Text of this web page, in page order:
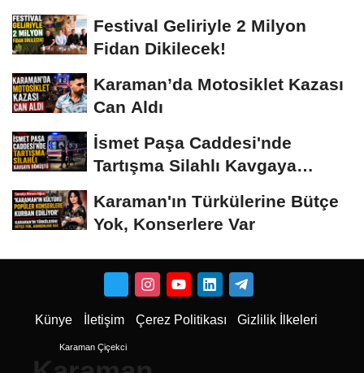
Festival Geliriyle 2 Milyon
Fidan Dikilecek!
Karaman’da Motosiklet Kazası
Can Aldı
İsmet Paşa Caddesi'nde
Tartışma Silahlı Kavgaya
Karaman'ın Türkülerine Bütçe
Yok, Konserlere Var
Künye İletişim Çerez Politikası Gizlilik İlkeleri
Karaman Çiçekci